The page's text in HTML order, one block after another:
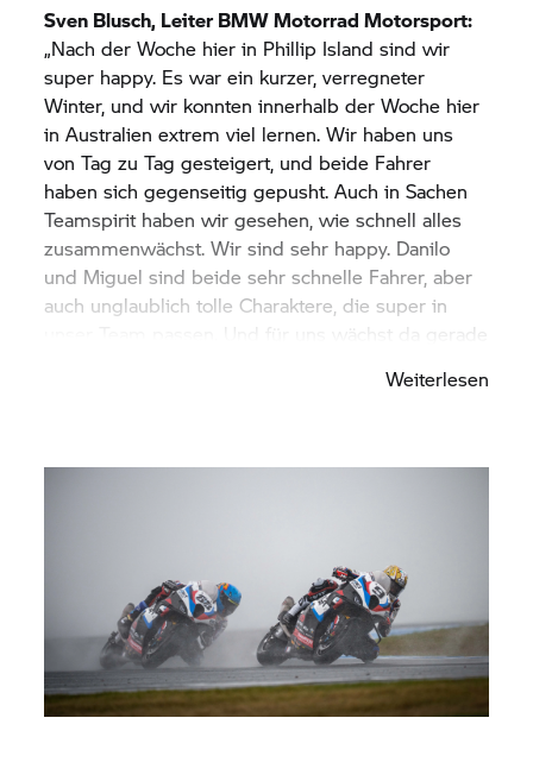
Sven Blusch, LeiterBMW Motorrad Motorsport:
„Nach der Woche hier in Phillip Island sind wir
super happy. Es war ein kurzer, verregneter
Winter, und wir konnten innerhalb der Woche hier
in Australien extrem viel lernen. Wir haben uns
von Tag zu Tag gesteigert, und beide Fahrer
haben sich gegenseitig gepusht. Auch in Sachen
Teamspirit haben wir gesehen, wie schnell alles
zusammenwächst. Wir sind sehr happy. Danilo
und Miguel sind beide sehr schnelle Fahrer, aber
auch unglaublich tolle Charaktere, die super in
unser Team passen. Und für uns wächst da gerade
Dankeschön geht auch an die Daheimgebliebenen
sind nicht nur die Leute vor Ort an der
Wochenende hier war für uns anstrengend und
fordernd, mit teils schwierigen Bedingungen, aber
mit unseren Top-10-Ergebnissen und dem
Abschluss mit den Positionen sechs und sieben
im letzten Rennen können wir mehr als zufrieden
sein. Jetzt freuen wir uns schon auf das erste
Weiterlesen